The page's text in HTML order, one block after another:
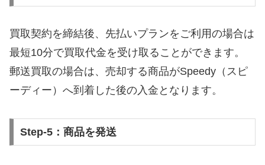
買取契約を締結後、先払いプランをご利用の場合は
最短10分で買取代金を受け取ることができます。
郵送買取の場合は、売却する商品がSpeedy（スピ
ーディー）へ到着した後の入金となります。
Step-5：商品を発送